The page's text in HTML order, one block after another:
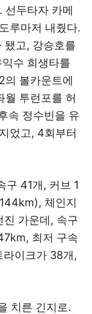
선두타자 카메
루마저 내줬다.
됐고, 강승호를
수 희생타를
의 볼카운트에
월 투런포를 허
속 정수빈을 유
었고, 4회부터
구 41개, 커브 1
체인지
가운데, 속구
최저 구속
이크가 38개,
치른 긴지로.